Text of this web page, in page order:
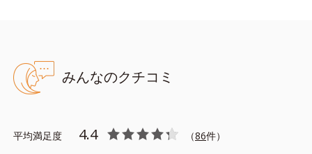
みんなのクチコミ
平均満足度 4.4 （86件）